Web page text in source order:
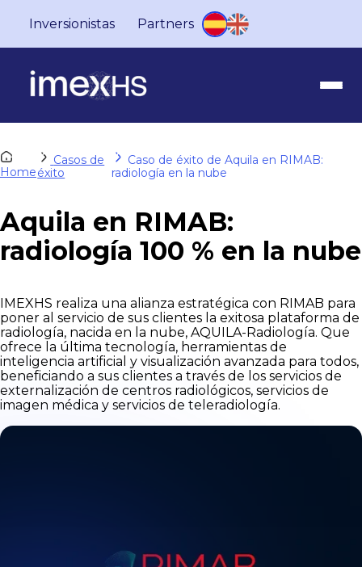
Inversionistas Partners
Home
Casos de
éxito
Caso de éxito de Aquila en RIMAB:
radiología en la nube
Aquila en RIMAB:
radiología 100 % en la nube
IMEXHS realiza una alianza estratégica con RIMAB para
poner al servicio de sus clientes la exitosa plataforma de
radiología, nacida en la nube, AQUILA-Radiología. Que
ofrece la última tecnología, herramientas de
inteligencia artificial y visualización avanzada para todos,
beneficiando a sus clientes a través de los servicios de
externalización de centros radiológicos, servicios de
imagen médica y servicios de teleradiología.